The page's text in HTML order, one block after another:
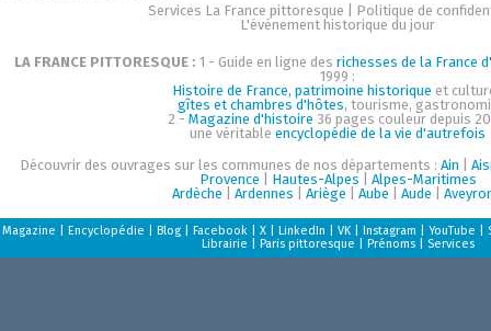
Services La France pittoresque
Politique de
L'événement historique du jour
LA FRANCE PITTORESQUE : 1 - Guide en ligne des richesses de la France
1999 :
Histoire de France, patrimoine historique et
gîtes et chambres d'hôtes, tourisme,
2 - Magazine d'histoire 36 pages couleur depuis
une véritable encyclopédie de la vie d'autrefois
Découvrir des ouvrages sur les communes de nos départements : Ain
Provence
Hautes-Alpes
Alpes-Maritimes
Ardèche
Ardennes Ariège Aube Aude
Magazine Encyclopédie Blog| Facebook| X| LinkedIn VK| Instagram YouTube
Librairie
Paris pittoresque Prénoms| Services